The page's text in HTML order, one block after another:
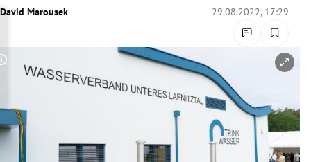
Untermenü
Untermenü
Untermenü
David Marousek 29.08.2022, 17:29
Copyright-Hinweis öffnen/schließen